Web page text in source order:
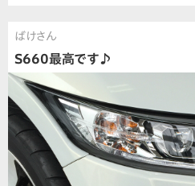
ばけさん
S660最高です♪